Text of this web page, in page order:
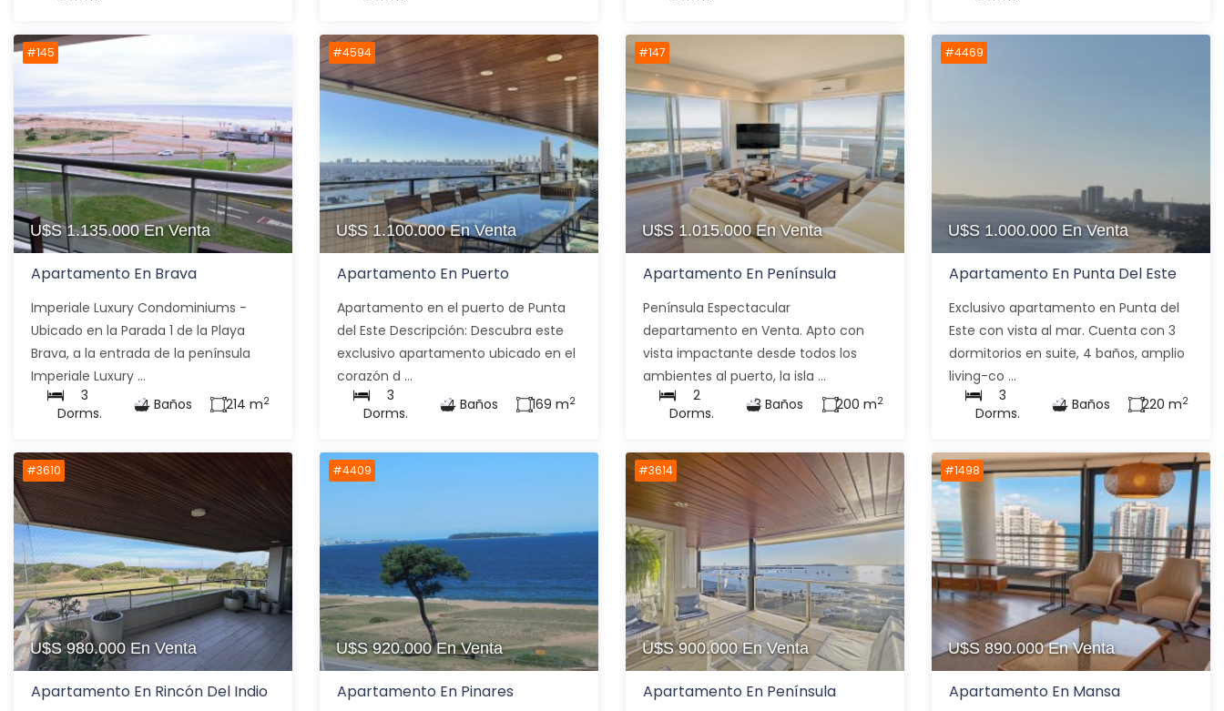
#145
U$S 1.135.000En Venta
Apartamento En Brava
Imperiale Luxury Condominiums -
Ubicado en la Parada 1 de la Playa
Brava, a la entrada de la península
Imperiale Luxury ...
3
Dorms.
4 Baños 214 m2
#4594
U$S 1.100.000En Venta
Apartamento En Puerto
Apartamento en el puerto de Punta
del Este Descripción: Descubra este
exclusivo apartamento ubicado en el
corazón d ...
3
Dorms.
4 Baños 169 m2
#147
U$S 1.015.000En Venta
Apartamento En Península
Península Espectacular
departamento en Venta. Apto con
vista impactante desde todos los
ambientes al puerto, la isla ...
2
Dorms.
3 Baños 200 m2
#4469
U$S 1.000.000 En Venta
Apartamento En Punta Del Este
Exclusivo apartamento en Punta del
Este con vista al mar. Cuenta con 3
dormitorios en suite, 4 baños, amplio
living-co ...
3
Dorms.
4 Baños 220 m2
#3610
U$S 980.000En Venta
Apartamento En Rincón Del Indio
#4409
U$S 920.000En Venta
Apartamento En Pinares
#3614
U$S 900.000En Venta
Apartamento En Península
#1498
U$S 890.000En Venta
Apartamento En Mansa